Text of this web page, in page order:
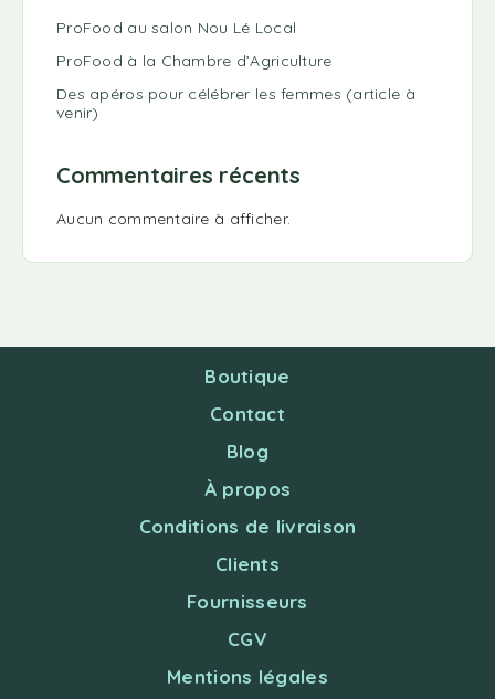
ProFood au salon Nou Lé Local
ProFood à la Chambre d’Agriculture
Des apéros pour célébrer les femmes (article à
venir)
Commentaires récents
Aucun commentaire à afficher.
Boutique
Contact
Blog
À propos
Conditions de livraison
Clients
Fournisseurs
CGV
Mentions légales